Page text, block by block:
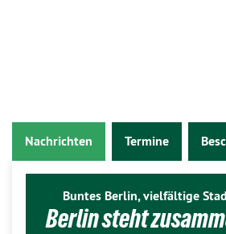
Nachrichten Termine
Buntes Berlin, vielfältige
Berlin steht